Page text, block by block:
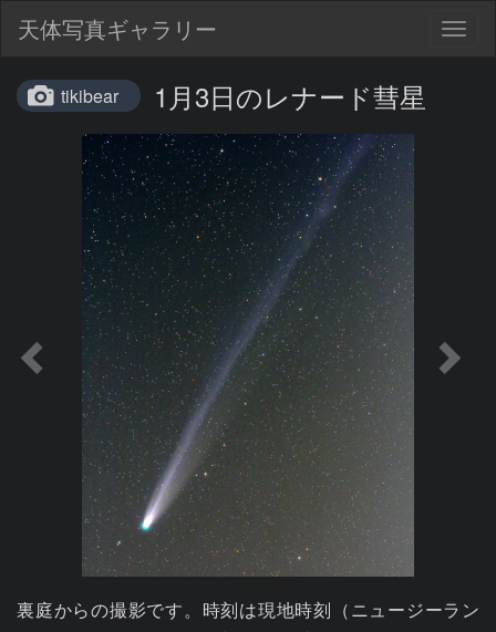
天体写真ギャラリー
tikibear 1月3日のレナード彗星
裏庭からの撮影です。時刻は現地時刻（ニュージーラン